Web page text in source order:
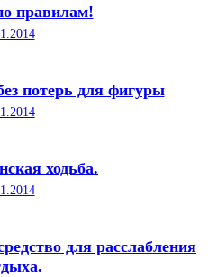
правилам!
потерь для фигуры
ходьба.
для расслабления